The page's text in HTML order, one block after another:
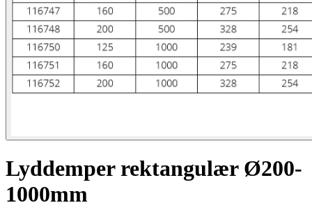
Lyddemper rektangulær Ø200-
1000mm